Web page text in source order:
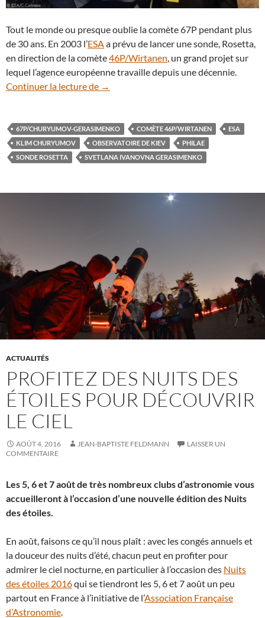
Tout le monde ou presque oublie la comète 67P pendant plus
de 30 ans. En 2003 l’ESA a prévu de lancer une sonde, Rosetta,
en direction de la comète46P/Wirtanen , un grand projet sur
lequel l’agence européenne travaille depuis une décennie.
Continuer la lecture de
Klim Churyumov, le papa de la comète
→
67P/CHURYUMOV-GERASIMENKO COMÈTE 46P/WIRTANEN
ESA
KLIM CHURYUMOV
OBSERVATOIRE DE KIEV
PHILAE
SONDE ROSETTA
SVETLANA IVANOVNA GERASIMENKO
ACTUALITÉS
PROFITEZ DES NUITS DES
ÉTOILES POUR DÉCOUVRIR
LE CIEL
AOÛT 4, 2016 JEAN-BAPTISTE FELDMANN
LAISSER UN
COMMENTAIRE
Les 5, 6 et 7 août de très nombreux clubs d’astronomie vous
accueilleront à l’occasion d’une nouvelle édition des Nuits
des étoiles.
En août, faisons ce qu’il nous plaît : avec les congés annuels et
la douceur des nuits d’été, chacun peut en profiter pour
admirer le ciel nocturne, en particulier à l’occasion des Nuits
des étoiles 2016qui se tiendront les 5, 6 et 7 août un peu
partout en France à l’initiative de l’Association Française
d’Astronomie